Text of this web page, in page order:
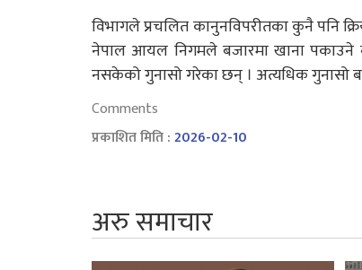
विभागले प्रचलित कानुनविपरीतका कुनै पनि
नेपाल आयल निगमले बजारमा खाना पकाउने
नसकेको गुनासो गरेका छन् । अत्यधिक गुनासो
Comments
प्रकाशित मिति :2026-02-10
अरु समाचार